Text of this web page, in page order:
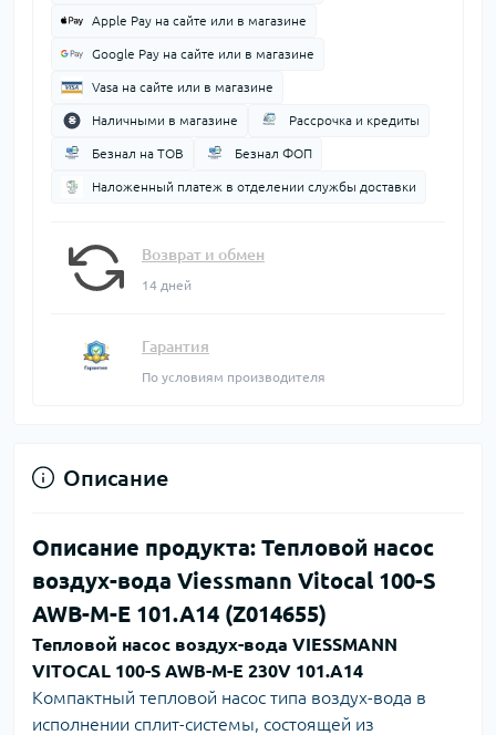
Apple Pay на сайте или в магазине
Google Pay на сайте или в магазине
Vasa на сайте или в магазине
Наличными в магазине Рассрочка и кредиты
Безнал на ТОВ Безнал ФОП
Наложенный платеж в отделении службы доставки
Возврат и обмен
14 дней
Гарантия
По условиям производителя
Описание
Описание продукта: Тепловой насос
воздух-вода Viessmann Vitocal 100-S
AWB-M-E 101.A14 (Z014655)
Тепловой насос воздух-вода VIESSMANN
VITOCAL 100-S AWB-M-E 230V 101.A14
Компактный тепловой насос типа воздух-вода в
исполнении сплит-системы, состоящей из